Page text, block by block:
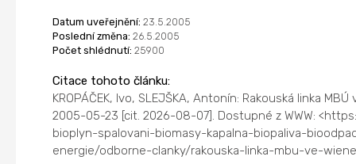
Datum uveřejnění: 23.5.2005
Poslední změna: 26.5.2005
Počet shlédnutí: 25900
Citace tohoto článku:
KROPÁČEK, Ivo, SLEJŠKA, Antonín: Rakouská linka
2005-05-23 [cit. 2026-08-07]. Dostupné z WWW:
bioplyn-spalovani-biomasy-kapalna-biopaliva-
energie/odborne-clanky/rakouska-linka-mbu-ve-